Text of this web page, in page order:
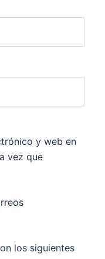
y web en
vez que
los siguientes